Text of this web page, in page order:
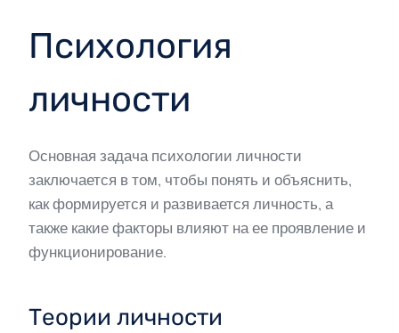
Психология
личности
Основная задача психологии личности
заключается в том, чтобы понять и объяснить,
как формируется и развивается личность, а
также какие факторы влияют на ее проявление и
функционирование.
Теории личности